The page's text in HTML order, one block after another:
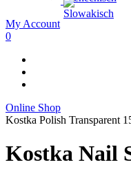
My Account
0
Online Shop
Kostka Polish Transparent
Kostka Nail